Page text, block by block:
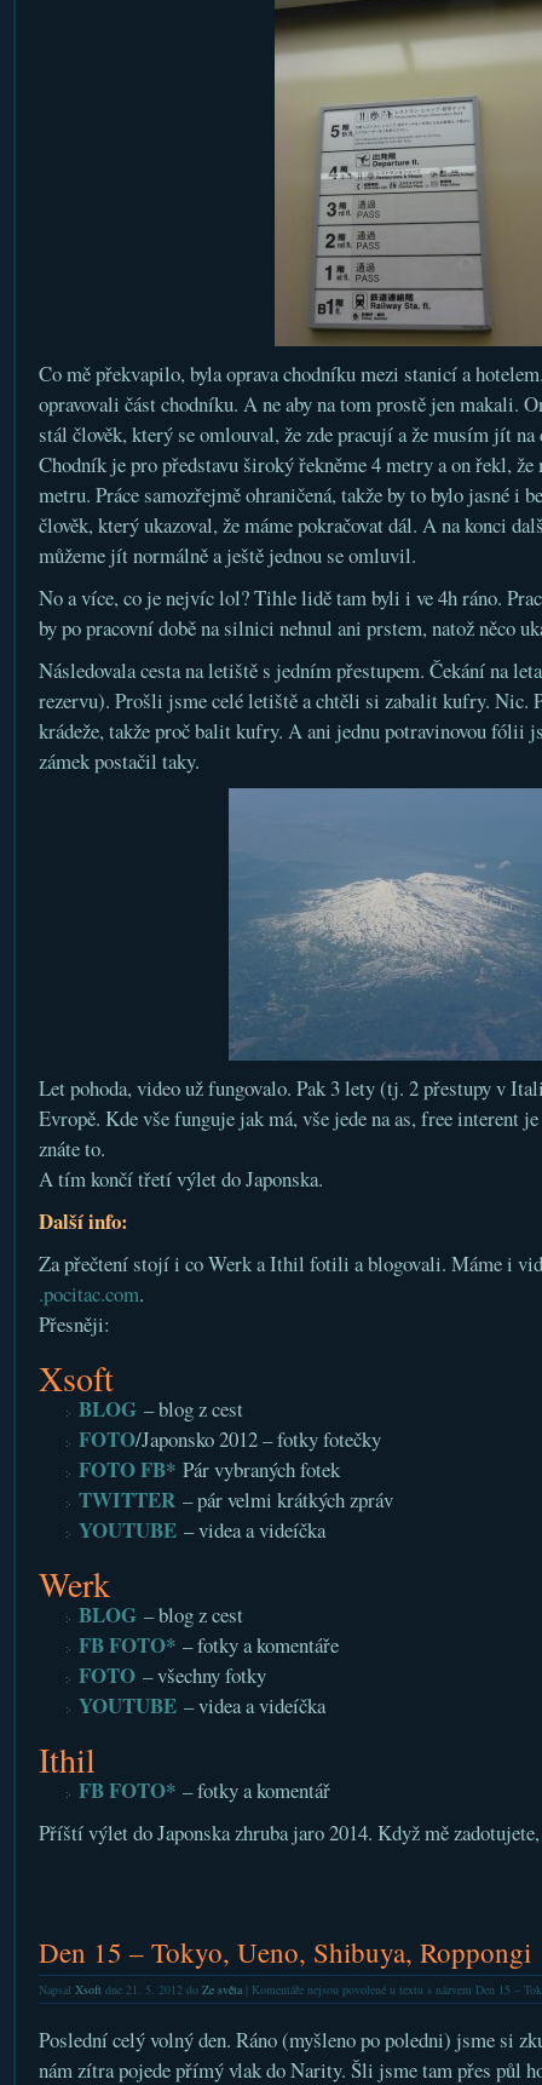
Co mě překvapilo, byla oprava chodníku mezi stanicí a
opravovali část chodníku. A ne aby na tom prostě jen makali.
stál člověk, který se omlouval, že zde pracují a že musím jít na
Chodník je pro představu široký řekněme 4 metry a on řekl,
metru. Práce samozřejmě ohraničená, takže by to bylo jasné i
člověk, který ukazoval, že máme pokračovat dál. A na konci
můžeme jít normálně a ještě jednou se omluvil.
No a více, co je nejvíc lol? Tihle lidě tam byli i ve 4h ráno.
by po pracovní době na silnici nehnul ani prstem, natož něco
Následovala cesta na letiště s jedním přestupem. Čekání na
rezervu). Prošli jsme celé letiště a chtěli si zabalit kufry. Nic.
krádeže, takže proč balit kufry. A ani jednu potravinovou fólii
zámek postačil taky.
Let pohoda, video už fungovalo. Pak 3 lety (tj. 2 přestupy v
Evropě. Kde vše funguje jak má, vše jede na as, free interent
znáte to.
A tím končí třetí výlet do Japonska.
Další info:
Za přečtení stojí i co Werk a Ithil fotili a blogovali. Máme i
.pocitac.com.
Přesněji:
Xsoft
BLOG– blog z cest
FOTO/Japonsko 2012 – fotky fotečky
FOTO FB*Pár vybraných fotek
TWITTER– pár velmi krátkých zpráv
YOUTUBE– videa a videíčka
Werk
BLOG– blog z cest
FB FOTO*– fotky a komentáře
FOTO– všechny fotky
YOUTUBE– videa a videíčka
Ithil
FB FOTO*– fotky a komentář
Příští výlet do Japonska zhruba jaro 2014. Když mě
Den 15 – Tokyo, Ueno, Shibuya, Roppongi
Napsal Xsoftdne 21. 5. 2012 do Ze světa| Komentáře nejsou povolenéu textu s názvem Den 15 –
Poslední celý volný den. Ráno (myšleno po poledni) jsme si
nám zítra pojede přímý vlak do Narity. Šli jsme tam přes půl